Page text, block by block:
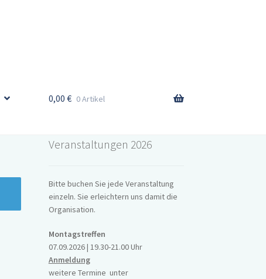
0,00 € 0 Artikel
Veranstaltungen 2026
Bitte buchen Sie jede Veranstaltung
einzeln. Sie erleichtern uns damit die
Organisation.
Montagstreffen
07.09.2026 | 19.30-21.00 Uhr
Anmeldung
weitere Termine unter